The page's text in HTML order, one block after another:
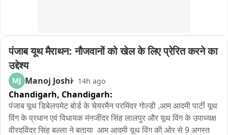
ਹਾਦਸਿਆਂ 'ਚ ਅਮੂਲ ਨਸਲਾਂ ਤੇ ਪਰਿਵਾਰਾਂ ਦੇ ਜੀਅ ਅਜਾਈਂ ਨਾ ਜਾਣ。
पंजाब यूथ मैराथन: नौजवानों को खेल के लिए प्रेरित करने का
उद्देश्य
MJ Manoj Joshi 14h ago
Chandigarh, Chandigarh:
पंजाब यूथ डिबेलपमेट बोर्ड के चेयरमैन परमिंदर गोल्डी ,आम आदमी पार्टी यूथ
विंग के प्रधान एवं विधायक मंनजींदर सिंह लालपुर और यूथ विंग के उपाध्यक्ष
वीरदविंदर सिंह बल्ला ने बताया  आम आदमी यूथ विंग की ओर से 9 अगस्त